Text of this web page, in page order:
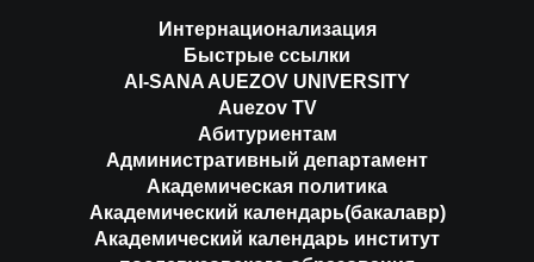
Интернационализация
Быстрые ссылки
AI-SANA AUEZOV UNIVERSITY
Auezov TV
Абитуриентам
Административный департамент
Академическая политика
Академический календарь(бакалавр)
Академический календарь институт